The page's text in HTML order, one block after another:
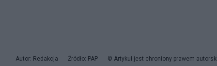
Autor: Redakcja Źródło: PAP © Artykuł jest chroniony prawem